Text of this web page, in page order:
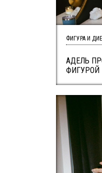
АДЕЛЬ
ФИГУРОЙ
ФИГУРА И